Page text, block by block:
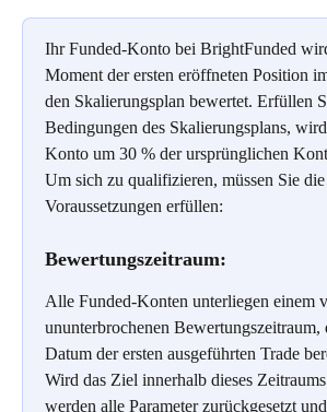
Ihr Funded-Konto bei BrightFunded
Moment der ersten eröffneten Position
den Skalierungsplan bewertet. Erfüllen
Bedingungen des Skalierungsplans,
Konto um 30 % der ursprünglichen
Um sich zu qualifizieren, müssen Sie
Voraussetzungen erfüllen:
Bewertungszeitraum:
Alle Funded-Konten unterliegen einem
ununterbrochenen Bewertungszeitraum,
Datum der ersten ausgeführten Trade
Wird das Ziel innerhalb dieses
werden alle Parameter zurückgesetzt